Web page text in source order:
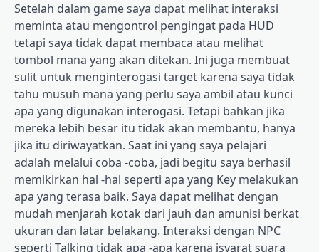
Setelah dalam game saya dapat melihat interaksi
meminta atau mengontrol pengingat pada HUD
tetapi saya tidak dapat membaca atau melihat
tombol mana yang akan ditekan. Ini juga membuat
sulit untuk menginterogasi target karena saya tidak
tahu musuh mana yang perlu saya ambil atau kunci
apa yang digunakan interogasi. Tetapi bahkan jika
mereka lebih besar itu tidak akan membantu, hanya
jika itu diriwayatkan. Saat ini yang saya pelajari
adalah melalui coba -coba, jadi begitu saya berhasil
memikirkan hal -hal seperti apa yang Key melakukan
apa yang terasa baik. Saya dapat melihat dengan
mudah menjarah kotak dari jauh dan amunisi berkat
ukuran dan latar belakang. Interaksi dengan NPC
seperti Talking tidak apa -apa karena isyarat suara